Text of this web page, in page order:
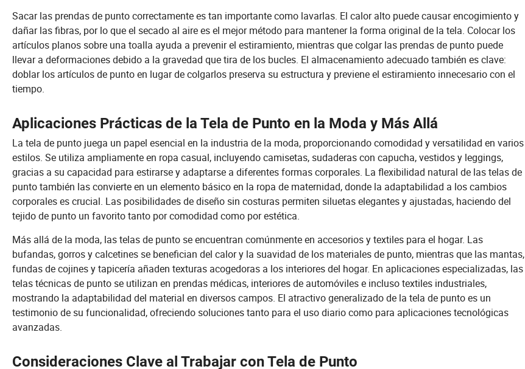
Sacar las prendas de punto correctamente es tan importante como lavarlas. El calor alto puede causar encogimiento y
dañar las fibras, por lo que el secado al aire es el mejor método para mantener la forma original de la tela. Colocar los
artículos planos sobre una toalla ayuda a prevenir el estiramiento, mientras que colgar las prendas de punto puede
llevar a deformaciones debido a la gravedad que tira de los bucles. El almacenamiento adecuado también es clave:
doblar los artículos de punto en lugar de colgarlos preserva su estructura y previene el estiramiento innecesario con el
tiempo.
Aplicaciones Prácticas de la Tela de Punto en la Moda y Más Allá
La tela de punto juega un papel esencial en la industria de la moda, proporcionando comodidad y versatilidad en varios
estilos. Se utiliza ampliamente en ropa casual, incluyendo camisetas, sudaderas con capucha, vestidos y leggings,
gracias a su capacidad para estirarse y adaptarse a diferentes formas corporales. La flexibilidad natural de las telas de
punto también las convierte en un elemento básico en la ropa de maternidad, donde la adaptabilidad a los cambios
corporales es crucial. Las posibilidades de diseño sin costuras permiten siluetas elegantes y ajustadas, haciendo del
tejido de punto un favorito tanto por comodidad como por estética.
Más allá de la moda, las telas de punto se encuentran comúnmente en accesorios y textiles para el hogar. Las
bufandas, gorros y calcetines se benefician del calor y la suavidad de los materiales de punto, mientras que las mantas,
fundas de cojines y tapicería añaden texturas acogedoras a los interiores del hogar. En aplicaciones especializadas, las
telas técnicas de punto se utilizan en prendas médicas, interiores de automóviles e incluso textiles industriales,
mostrando la adaptabilidad del material en diversos campos. El atractivo generalizado de la tela de punto es un
testimonio de su funcionalidad, ofreciendo soluciones tanto para el uso diario como para aplicaciones tecnológicas
avanzadas.
Consideraciones Clave al Trabajar con Tela de Punto